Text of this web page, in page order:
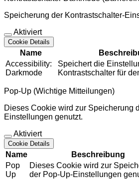
Speicherung der Kontrastschalter-
Aktiviert
Cookie Details
Name
Accessibility:
Darkmode
Speichert die
Kontrastschalter für
Pop-Up (Wichtige Mitteilungen)
Dieses Cookie wird zur Speicherung
Einstellungen genutzt.
Aktiviert
Cookie Details
Name Beschreibung
Pop
Up
Dieses Cookie wird zur
der Pop-Up-Einstellungen